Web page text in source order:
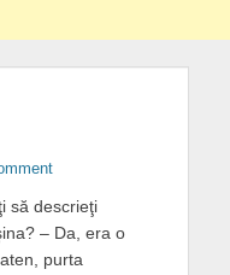
să descrieţi
– Da, era o
purta